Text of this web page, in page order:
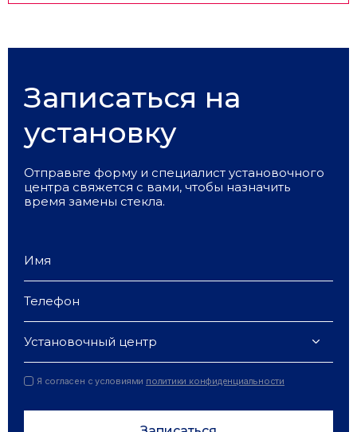
Записаться на
установку
Отправьте форму и специалист установочного
центра свяжется с вами, чтобы назначить
время замены стекла.
Установочный центр
Я согласен с условиями политики конфиденциальности